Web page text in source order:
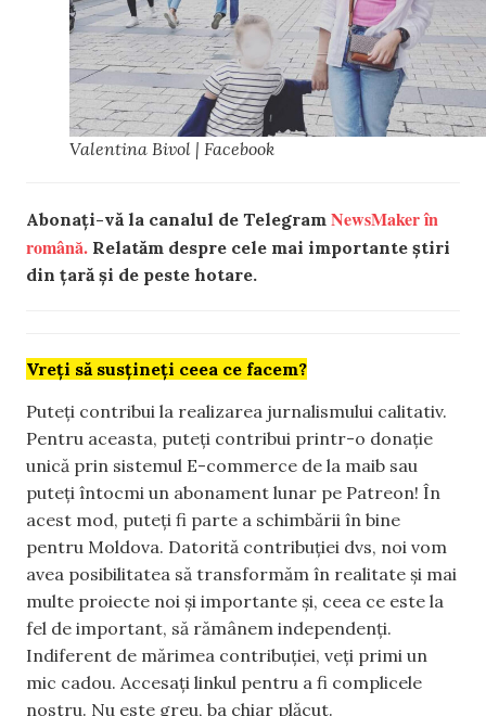
Valentina Bivol | Facebook
Abonați-vă la canalul de Telegram NewsMaker în
română. Relatăm despre cele mai importante știri
din țară și de peste hotare.
Vreți să susțineți ceea ce facem?
Puteți contribui la realizarea jurnalismului calitativ.
Pentru aceasta, puteți contribui printr-o donație
unică prin sistemul E-commerce de la maib sau
puteți întocmi un abonament lunar pe Patreon! În
acest mod, puteți fi parte a schimbării în bine
pentru Moldova. Datorită contribuției dvs, noi vom
avea posibilitatea să transformăm în realitate și mai
multe proiecte noi și importante și, ceea ce este la
fel de important, să rămânem independenți.
Indiferent de mărimea contribuției, veți primi un
mic cadou. Accesați linkul pentru a fi complicele
nostru. Nu este greu, ba chiar plăcut.